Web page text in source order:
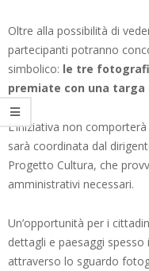
Oltre alla possibilità di
partecipanti potranno
simbolico: le tre
premiate con una targa
L’iniziativa non
sarà coordinata dal
Progetto Cultura, che
amministrativi necessari.
Un’opportunità per i
dettagli e paesaggi
attraverso lo sguardo